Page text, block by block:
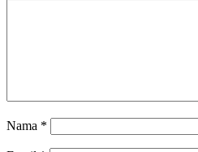
Nama *